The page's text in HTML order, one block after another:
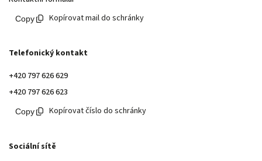
Kopírovat mail do schránky
Telefonický kontakt
+420 797 626 629
+420 797 626 623
Kopírovat číslo do schránky
Sociální sítě